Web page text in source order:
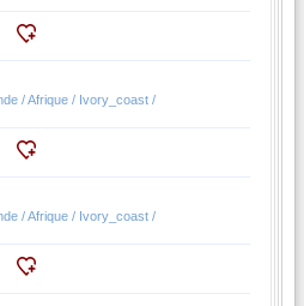
/ Afrique / Ivory_coast /
/ Afrique / Ivory_coast /